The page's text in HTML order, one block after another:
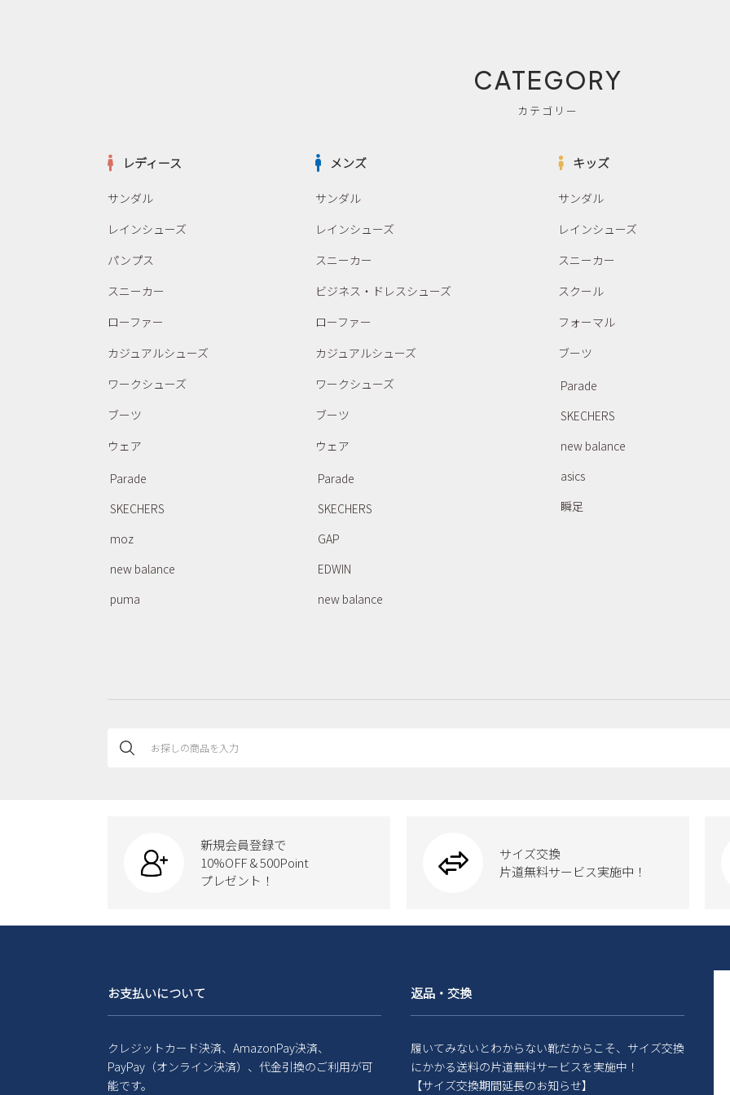
CATEGORY
カテゴリー
レディース
サンダル
レインシューズ
パンプス
スニーカー
ローファー
カジュアルシューズ
ワークシューズ
ブーツ
ウェア
Parade
SKECHERS
moz
new balance
puma
メンズ
サンダル
レインシューズ
スニーカー
ビジネス・ドレスシューズ
ローファー
カジュアルシューズ
ワークシューズ
ブーツ
ウェア
Parade
SKECHERS
GAP
EDWIN
new balance
キッズ
サンダル
レインシューズ
スニーカー
スクール
フォーマル
ブーツ
Parade
SKECHERS
new balance
asics
瞬足
新規会員登録で
10%OFF & 500Point
プレゼント！
サイズ交換
片道無料サービス実施中！
お支払いについて
クレジットカード決済、AmazonPay決済、
PayPay（オンライン決済）、代金引換のご利用が可
能です。
返品・交換
履いてみないとわからない靴だからこそ、サイズ交換
にかかる送料の片道無料サービスを実施中！
【サイズ交換期間延長のお知らせ】